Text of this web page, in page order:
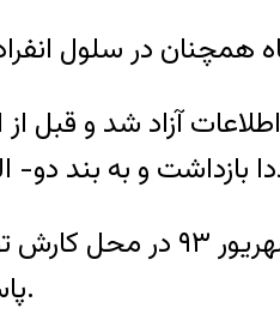
آرش صادقی سال گذشته ۲۰ مهر ماه پس از حدود نوزده ماه انفرادی و آزار و
لازم به توضیح است آرش صادقی دانشجوی سابق
پاسداران بازداشت شد.